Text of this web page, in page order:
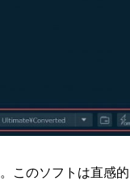
このソフトは直感